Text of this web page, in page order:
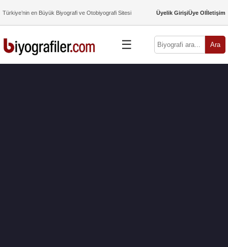
Türkiye’nin en Büyük Biyografi ve Otobiyografi Sitesi Üyelik GirişiÜye Olİletişim
☰ Ara